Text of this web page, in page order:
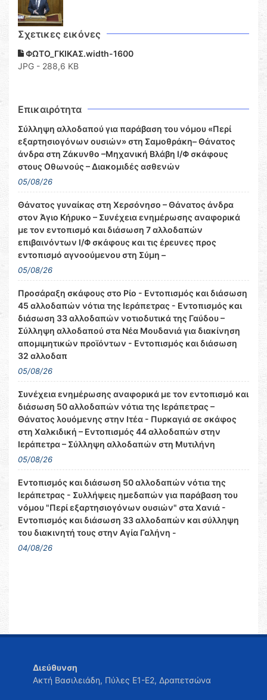
Σχετικες εικόνες
ΦΩΤΟ_ΓΚΙΚΑΣ.width-1600
JPG - 288,6 KB
Επικαιρότητα
Σύλληψη αλλοδαπού για παράβαση του νόμου «Περί
εξαρτησιογόνων ουσιών» στη Σαμοθράκη– Θάνατος
άνδρα στη Ζάκυνθο –Μηχανική Βλάβη Ι/Φ σκάφους
στους Οθωνούς – Διακομιδές ασθενών
05/08/26
Θάνατος γυναίκας στη Χερσόνησο – Θάνατος άνδρα
στον Άγιο Κήρυκο – Συνέχεια ενημέρωσης αναφορικά
με τον εντοπισμό και διάσωση 7 αλλοδαπών
επιβαινόντων Ι/Φ σκάφους και τις έρευνες προς
εντοπισμό αγνοούμενου στη Σύμη –
05/08/26
Προσάραξη σκάφους στο Ρίο - Εντοπισμός και διάσωση
45 αλλοδαπών νότια της Ιεράπετρας - Εντοπισμός και
διάσωση 33 αλλοδαπών νοτιοδυτικά της Γαύδου –
Σύλληψη αλλοδαπού στα Νέα Μουδανιά για διακίνηση
απομιμητικών προϊόντων - Εντοπισμός και διάσωση
32 αλλοδαπ
05/08/26
Συνέχεια ενημέρωσης αναφορικά με τον εντοπισμό και
διάσωση 50 αλλοδαπών νότια της Ιεράπετρας –
Θάνατος λουόμενης στην Ιτέα - Πυρκαγιά σε σκάφος
στη Χαλκιδική – Εντοπισμός 44 αλλοδαπών στην
Ιεράπετρα – Σύλληψη αλλοδαπών στη Μυτιλήνη
05/08/26
Εντοπισμός και διάσωση 50 αλλοδαπών νότια της
Ιεράπετρας - Συλλήψεις ημεδαπών για παράβαση του
νόμου "Περί εξαρτησιογόνων ουσιών" στα Χανιά -
Εντοπισμός και διάσωση 33 αλλοδαπών και σύλληψη
του διακινητή τους στην Αγία Γαλήνη -
04/08/26
Διεύθυνση
Ακτή Βασιλειάδη, Πύλες Ε1-Ε2, Δραπετσώνα